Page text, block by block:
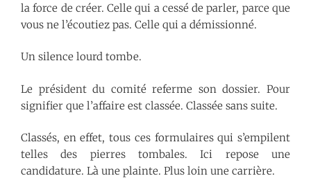
la force de créer. Celle qui a cessé de parler, parce que
vous ne l’écoutiez pas. Celle qui a démissionné.
Un silence lourd tombe.
Le président du comité referme son dossier. Pour
signifier que l’affaire est classée. Classée sans suite.
Classés, en effet, tous ces formulaires qui s’empilent
telles des pierres tombales. Ici repose une
candidature. Là une plainte. Plus loin une carrière.